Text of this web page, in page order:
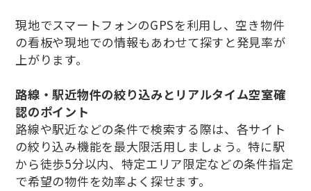
現地でスマートフォンのGPSを利用し、空き物件
の看板や現地での情報もあわせて探すと発見率が
上がります。
路線・駅近物件の絞り込みとリアルタイム空室確
認のポイント
路線や駅近などの条件で検索する際は、各サイト
の絞り込み機能を最大限活用しましょう。特に駅
から徒歩5分以内、特定エリア限定などの条件指定
で希望の物件を効率よく探せます。